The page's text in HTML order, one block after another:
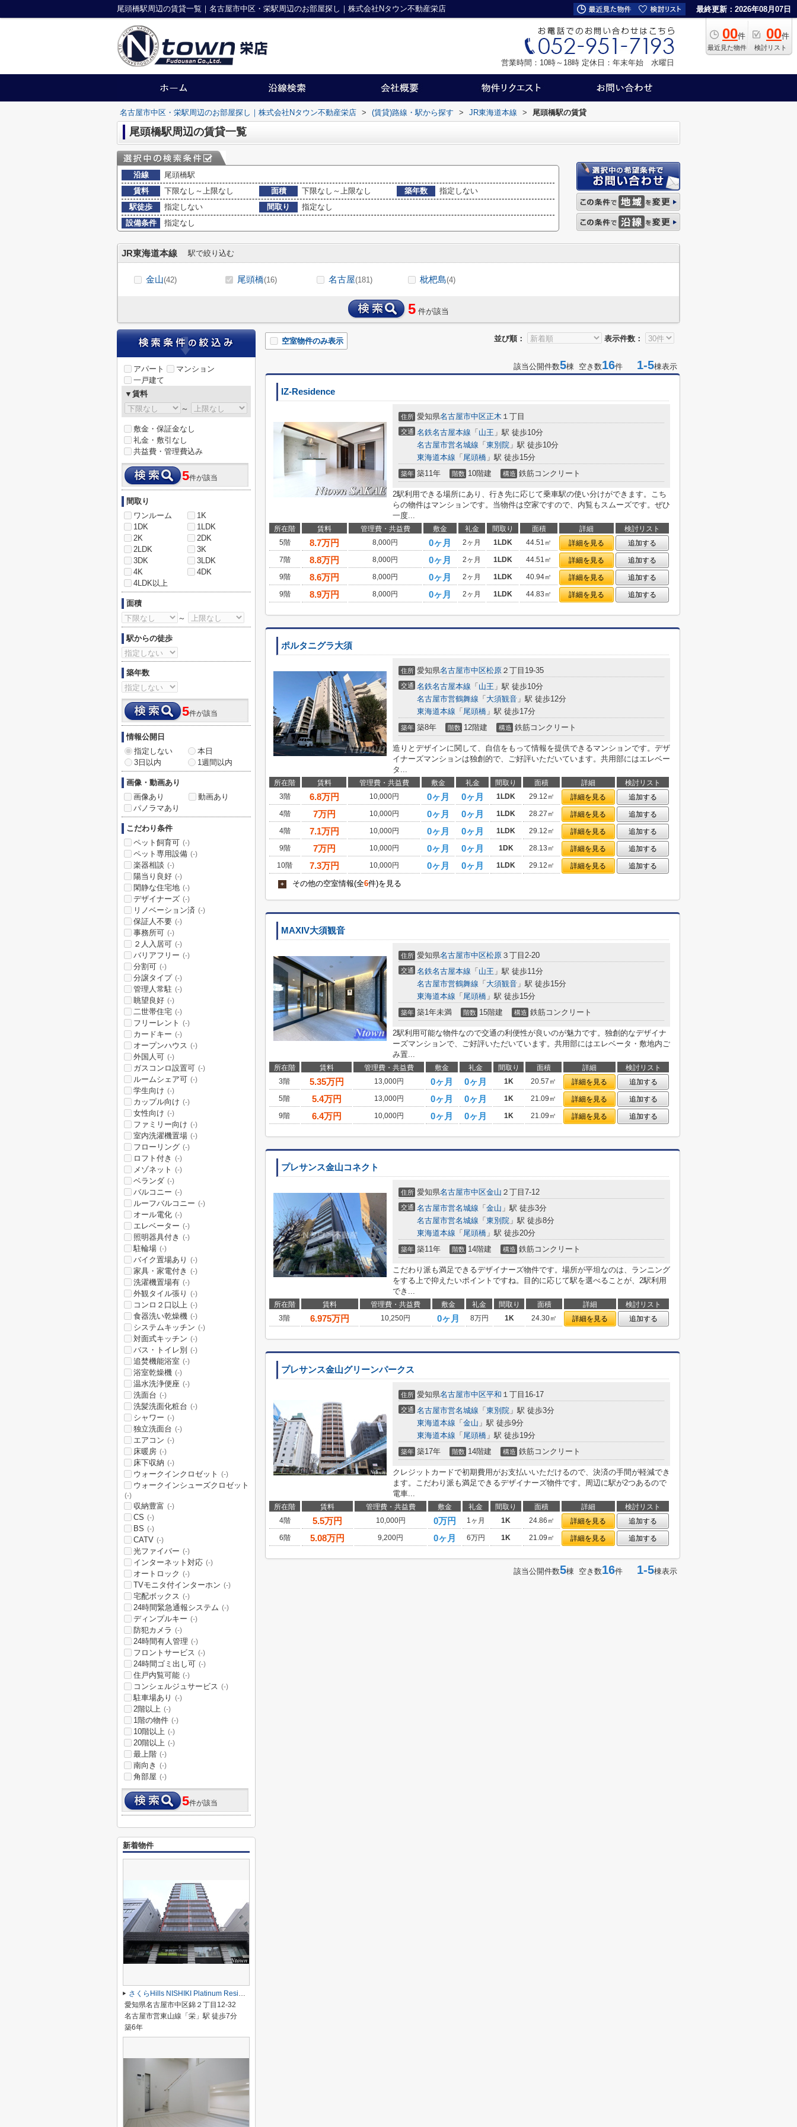
尾頭橋駅周辺の賃貸一覧｜名古屋市中区・栄駅周辺のお部屋探し｜株式会社Nタウン不動産栄店 最終更新：2026年08月07日
00件
最近見た物件
00件
検討リスト
営業時間：10時～18時 定休日：年末年始 水曜日
名古屋市中区・栄駅周辺のお部屋探し｜株式会社Nタウン不動産栄店 > (賃貸)路線・駅から探す > JR東海道本線 > 尾頭橋駅の賃貸
尾頭橋駅周辺の賃貸一覧
沿線
尾頭橋駅
賃料
下限なし～上限なし 面積 下限なし～上限なし 築年数
指定しない
駅徒歩
指定しない 間取り
指定なし
設備条件
指定なし
JR東海道本線 駅で絞り込む
金山(42) 尾頭橋(16) 名古屋(181) 枇杷島(4)
5 件が該当
並び順： 表示件数：
空室物件のみ表示
該当公開件数5棟 空き数16件 1-5棟表示
IZ-Residence
住所 愛知県名古屋市中区正木 １丁目
交通 名鉄名古屋本線 「 山王 」駅 徒歩10分
名古屋市営名城線 「 東別院 」駅 徒歩10分
東海道本線 「 尾頭橋 」駅 徒歩15分
築年 築11年 階数 10階建 構造 鉄筋コンクリート
2駅利用できる場所にあり、行き先に応じて乗車駅の使い分けができます。こち
らの物件はマンションです。当物件は空家ですので、内覧もスムーズです。ぜひ
一度...
所在階 賃料 管理費・共益費 敷金 礼金 間取り 面積 詳細
検討リスト
5階
8.7万円 8,000円 0ヶ月 2ヶ月 1LDK 44.51㎡ 詳細を見る
追加する
7階
8.8万円 8,000円 0ヶ月 2ヶ月 1LDK 44.51㎡ 詳細を見る
追加する
9階
8.6万円 8,000円 0ヶ月 2ヶ月 1LDK 40.94㎡ 詳細を見る
追加する
9階
8.9万円 8,000円 0ヶ月 2ヶ月 1LDK 44.83㎡ 詳細を見る 追加する
ポルタニグラ大須
住所 愛知県名古屋市中区松原 ２丁目19-35
交通 名鉄名古屋本線 「 山王 」駅 徒歩10分
名古屋市営鶴舞線 「 大須観音 」駅 徒歩12分
東海道本線 「 尾頭橋 」駅 徒歩17分
築年 築8年 階数 12階建 構造 鉄筋コンクリート
造りとデザインに関して、自信をもって情報を提供できるマンションです。デザ
イナーズマンションは独創的で、ご好評いただいています。共用部にはエレベー
タ...
所在階 賃料 管理費・共益費 敷金 礼金 間取り 面積 詳細
検討リスト
3階
6.8万円 10,000円 0ヶ月 0ヶ月 1LDK 29.12㎡ 詳細を見る
追加する
4階
7万円 10,000円 0ヶ月 0ヶ月 1LDK 28.27㎡ 詳細を見る
追加する
4階
7.1万円 10,000円 0ヶ月 0ヶ月 1LDK 29.12㎡ 詳細を見る
追加する
9階
7万円 10,000円 0ヶ月 0ヶ月 1DK 28.13㎡ 詳細を見る
追加する
10階
7.3万円 10,000円 0ヶ月 0ヶ月 1LDK 29.12㎡ 詳細を見る 追加する
+ その他の空室情報(全6件)を見る
MAXIV大須観音
住所 愛知県名古屋市中区松原 ３丁目2-20
交通 名鉄名古屋本線 「 山王 」駅 徒歩11分
名古屋市営鶴舞線 「 大須観音 」駅 徒歩15分
東海道本線 「 尾頭橋 」駅 徒歩15分
築年 築1年未満 階数 15階建 構造 鉄筋コンクリート
2駅利用可能な物件なので交通の利便性が良いのが魅力です。独創的なデザイナ
ーズマンションで、ご好評いただいています。共用部にはエレベータ・敷地内ご
み置...
所在階 賃料 管理費・共益費 敷金 礼金 間取り 面積 詳細
検討リスト
3階
5.35万円 13,000円 0ヶ月 0ヶ月 1K 20.57㎡ 詳細を見る
追加する
5階
5.4万円 13,000円 0ヶ月 0ヶ月 1K 21.09㎡ 詳細を見る
追加する
9階
6.4万円 10,000円 0ヶ月 0ヶ月 1K 21.09㎡ 詳細を見る 追加する
プレサンス金山コネクト
住所 愛知県名古屋市中区金山 ２丁目7-12
交通 名古屋市営名城線 「 金山 」駅 徒歩3分
名古屋市営名城線 「 東別院 」駅 徒歩8分
東海道本線 「 尾頭橋 」駅 徒歩20分
築年 築11年 階数 14階建 構造 鉄筋コンクリート
こだわり派も満足できるデザイナーズ物件です。場所が平坦なのは、ランニング
をする上で抑えたいポイントですね。目的に応じて駅を選べることが、2駅利用
でき...
所在階 賃料 管理費・共益費 敷金 礼金 間取り 面積 詳細
検討リスト
3階
6.975万円 10,250円 0ヶ月 8万円 1K 24.30㎡ 詳細を見る 追加する
プレサンス金山グリーンパークス
住所 愛知県名古屋市中区平和 １丁目16-17
交通 名古屋市営名城線 「 東別院 」駅 徒歩3分
東海道本線 「 金山 」駅 徒歩9分
東海道本線 「 尾頭橋 」駅 徒歩19分
築年 築17年 階数 14階建 構造 鉄筋コンクリート
クレジットカードで初期費用がお支払いいただけるので、決済の手間が軽減でき
ます。こだわり派も満足できるデザイナーズ物件です。周辺に駅が2つあるので
電車...
所在階 賃料 管理費・共益費 敷金 礼金 間取り 面積 詳細
検討リスト
4階
5.5万円 10,000円 0万円 1ヶ月 1K 24.86㎡ 詳細を見る
追加する
6階
5.08万円 9,200円 0ヶ月 6万円 1K 21.09㎡ 詳細を見る 追加する
該当公開件数5棟 空き数16件 1-5棟表示
アパート
マンション
一戸建て
▼賃料
～
敷金・保証金なし
礼金・敷引なし
共益費・管理費込み
5件が該当
間取り
ワンルーム
1K
1DK
1LDK
2K
2DK
2LDK
3K
3DK
3LDK
4K
4DK
4LDK以上
面積
～
駅からの徒歩
築年数
5件が該当
情報公開日
指定しない
本日
3日以内
1週間以内
画像・動画あり
画像あり
動画あり
パノラマあり
こだわり条件
ペット飼育可 (-)
ペット専用設備 (-)
楽器相談 (-)
陽当り良好 (-)
閑静な住宅地 (-)
デザイナーズ (-)
リノベーション済 (-)
保証人不要 (-)
事務所可 (-)
２人入居可 (-)
バリアフリー (-)
分割可 (-)
分譲タイプ (-)
管理人常駐 (-)
眺望良好 (-)
二世帯住宅 (-)
フリーレント (-)
カードキー (-)
オープンハウス (-)
外国人可 (-)
ガスコンロ設置可 (-)
ルームシェア可 (-)
学生向け (-)
カップル向け (-)
女性向け (-)
ファミリー向け (-)
室内洗濯機置場 (-)
フローリング (-)
ロフト付き (-)
メゾネット (-)
ベランダ (-)
バルコニー (-)
ルーフバルコニー (-)
オール電化 (-)
エレベーター (-)
照明器具付き (-)
駐輪場 (-)
バイク置場あり (-)
家具・家電付き (-)
洗濯機置場有 (-)
外観タイル張り (-)
コンロ２口以上 (-)
食器洗い乾燥機 (-)
システムキッチン (-)
対面式キッチン (-)
バス・トイレ別 (-)
追焚機能浴室 (-)
浴室乾燥機 (-)
温水洗浄便座 (-)
洗面台 (-)
洗髪洗面化粧台 (-)
シャワー (-)
独立洗面台 (-)
エアコン (-)
床暖房 (-)
床下収納 (-)
ウォークインクロゼット (-)
ウォークインシューズクロゼット
(-)
収納豊富 (-)
CS (-)
BS (-)
CATV (-)
光ファイバー (-)
インターネット対応 (-)
オートロック (-)
TVモニタ付インターホン (-)
宅配ボックス (-)
24時間緊急通報システム (-)
ディンプルキー (-)
防犯カメラ (-)
24時間有人管理 (-)
フロントサービス (-)
24時間ゴミ出し可 (-)
住戸内覧可能 (-)
コンシェルジュサービス (-)
駐車場あり (-)
2階以上 (-)
1階の物件 (-)
10階以上 (-)
20階以上 (-)
最上階 (-)
南向き (-)
角部屋 (-)
5件が該当
新着物件
さくらHills NISHIKI Platinum Residence
愛知県名古屋市中区錦２丁目12-32
名古屋市営東山線「栄」駅 徒歩7分
築6年